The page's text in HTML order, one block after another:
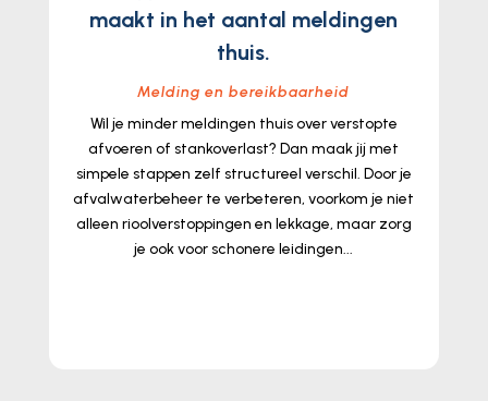
maakt in het aantal meldingen
thuis.
Melding en bereikbaarheid
Wil je minder meldingen thuis over verstopte
afvoeren of stankoverlast? Dan maak jij met
simpele stappen zelf structureel verschil. Door je
afvalwaterbeheer te verbeteren, voorkom je niet
alleen rioolverstoppingen en lekkage, maar zorg
je ook voor schonere leidingen...